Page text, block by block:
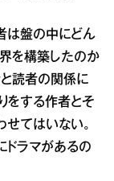
は盤の中にどん
を構築したのか
と読者の関係に
をする作者とそ
せてはいない。
ドラマがあるの